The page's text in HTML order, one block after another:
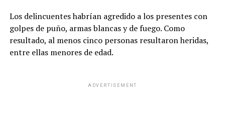
Los delincuentes habrían agredido a los presentes con
golpes de puño, armas blancas y de fuego. Como
resultado, al menos cinco personas resultaron heridas,
entre ellas menores de edad.
ADVERTISEMENT